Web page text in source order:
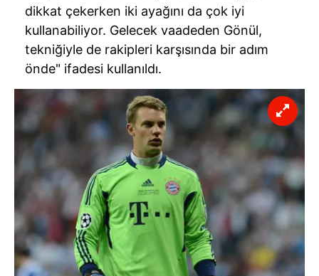
dikkat çekerken iki ayağını da çok iyi
kullanabiliyor. Gelecek vaadeden Gönül,
tekniğiyle de rakipleri karşısında bir adım
önde" ifadesi kullanıldı.